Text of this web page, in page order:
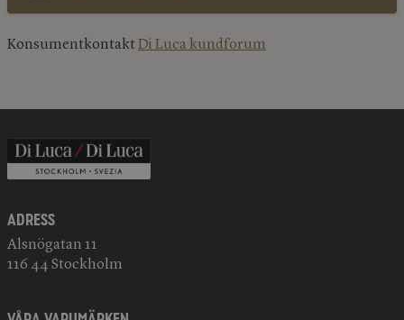
Konsumentkontakt Di Luca kundforum
Adress
Alsnögatan 11
116 44 Stockholm